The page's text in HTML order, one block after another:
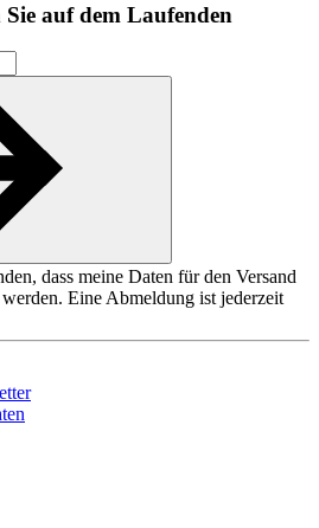
Sie auf dem Laufenden
dass meine Daten für den Versand
Eine Abmeldung ist jederzeit